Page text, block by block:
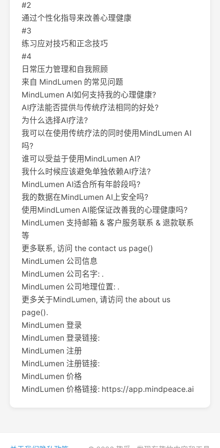
#2
通过个性化指导来改善心理健康
#3
练习应对技巧和正念技巧
#4
日常压力管理和自我照顾
来自 MindLumen 的常见问题
MindLumen AI如何支持我的心理健康?
AI疗法能否提供与传统疗法相同的好处?
为什么选择AI疗法?
我可以在使用传统疗法的同时使用MindLumen AI
吗?
谁可以受益于使用MindLumen AI?
我什么时候应该避免单独依赖AI疗法?
MindLumen AI适合所有年龄段吗?
我的数据在MindLumen AI上安全吗?
使用MindLumen AI能保证改善我的心理健康吗?
MindLumen 支持邮箱 & 客户服务联系 & 退款联系
等
更多联系, 访问 the contact us page()
MindLumen 公司信息
MindLumen 公司名字: .
MindLumen 公司地理位置: .
更多关于MindLumen, 请访问 the about us
page().
MindLumen 登录
MindLumen 登录链接:
MindLumen 注册
MindLumen 注册链接:
MindLumen 价格
MindLumen 价格链接: https://app.mindpeace.ai